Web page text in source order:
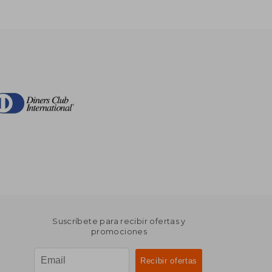
Suscríbete para recibir ofertas y
promociones